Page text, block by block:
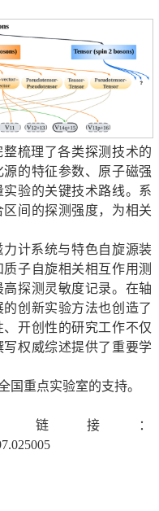
梳理了各类探测技术的
的特征参数、原子磁强
验的关键技术路线。系
间的探测强度，为相关
计系统与特色自旋源装
子自旋相关相互作用测
探测灵敏度记录。在轴
创新实验方法也创造了
开创性的研究工作不仅
权威综述提供了重要学
国重点实验室的支持。
链接：